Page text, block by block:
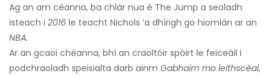
Ag an am céanna, ba chlár nua é The Jump a seoladh
isteach i 2016 le teacht Nichols ’a dhírigh go hiomlán ar an
NBA.
Ar an gcaoi chéanna, bhí an craoltóir spóirt le feiceáil i
podchraoladh speisialta darb ainm Gabhaim mo leithscéal,